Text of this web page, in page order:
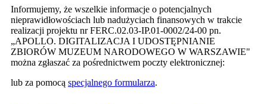
Informujemy, że wszelkie informacje o potencjalnych
nieprawidłowościach lub nadużyciach finansowych w trakcie
realizacji projektu nr FERC.02.03-IP.01-0002/24-00 pn.
„APOLLO. DIGITALIZACJA I UDOSTĘPNIANIE
ZBIORÓW MUZEUM NARODOWEGO W WARSZAWIE"
można zgłaszać za pośrednictwem poczty elektronicznej:
lub za pomocą specjalnego formularza.